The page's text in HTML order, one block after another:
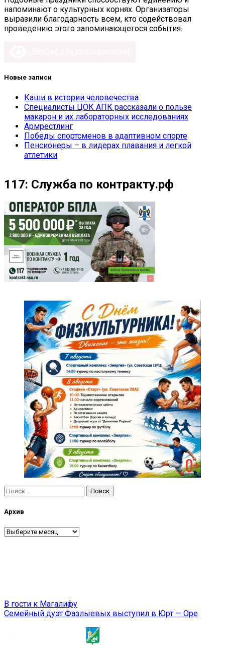
напоминают о культурных корнях. Организаторы
выразили благодарность всем, кто содействовал
проведению этого запоминающегося события.
Новые записи
Каши в истории человечества
Специалисты ЦОК АПК рассказали о пользе
макарон и их лабораторных исследованиях
Армрестлинг
Победы спортсменов в адаптивном спорте
Пенсионеры – в лидерах плавания и легкой
атлетики
117: Служба по контракту.рф
Найти:
Архив
Архив
Навигация
по
В гости к Магалифу
Семейный дуэт Фазлыевых выступил в Юрт — Оре